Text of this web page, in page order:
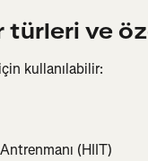
türleri ve
kullanılabilir:
(HIIT)